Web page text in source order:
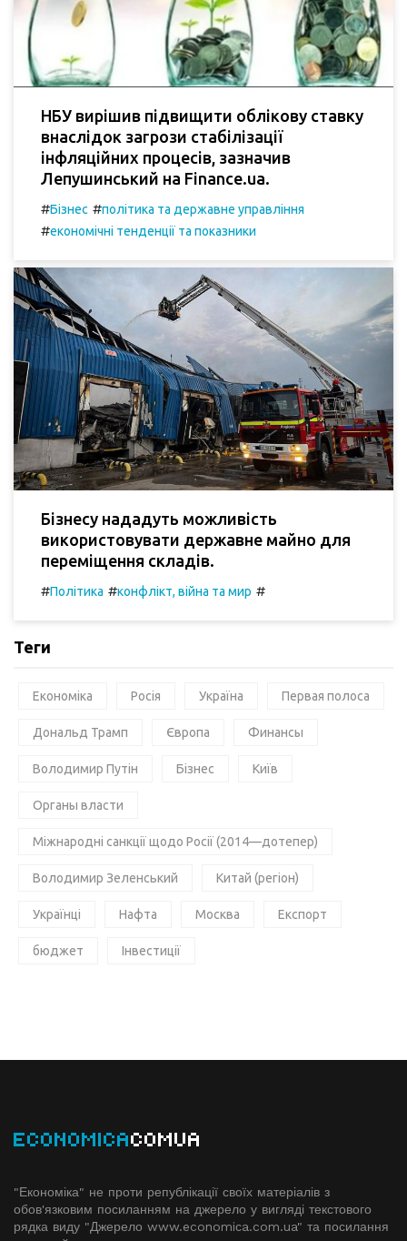
НБУ вирішив підвищити облікову ставку
внаслідок загрози стабілізації
інфляційних процесів, зазначив
Лепушинський на Finance.ua.
#Бізнес #політика та державне управління
#економічні тенденції та показники
Бізнесу нададуть можливість
використовувати державне майно для
переміщення складів.
#Політика #конфлікт, війна та мир #
Теги
Економіка Росія Україна Первая полоса
Дональд Трамп Європа Финансы
Володимир Путін Бізнес Київ
Органы власти
Міжнародні санкції щодо Росії (2014—дотепер)
Володимир Зеленський Китай (регіон)
Українці Нафта Москва Експорт
бюджет Інвестиції
ECONOMICACOMUA
"Економіка" не проти републікації своїх матеріалів з
обов'язковим посиланням на джерело у вигляді текстового
рядка виду "Джерело www.economiсa.com.ua" та посилання